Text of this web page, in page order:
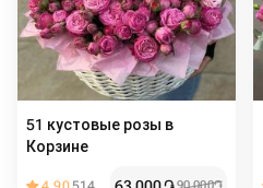
51 кустовые розы в
Корзине